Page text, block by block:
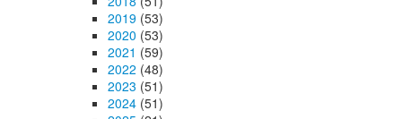
2019 (53)
2020 (53)
2021 (59)
2022 (48)
2023 (51)
2024 (51)